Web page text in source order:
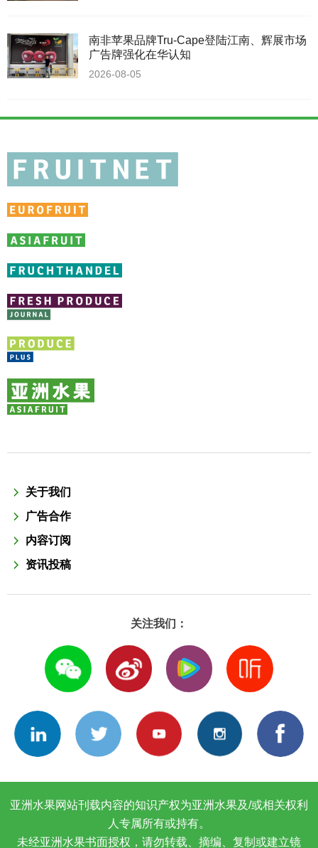
南非苹果品牌Tru-Cape登陆江南、辉展市场
广告牌强化在华认知
2026-08-05
关于我们
广告合作
内容订阅
资讯投稿
关注我们：
亚洲水果网站刊载内容的知识产权为亚洲水果及/或相关权利
人专属所有或持有。
未经亚洲水果书面授权，请勿转载、摘编、复制或建立镜